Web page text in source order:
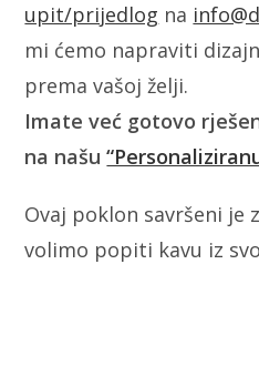
upit/prijedlog na
mi ćemo napraviti
prema vašoj želji.
Imate već gotovo
na našu
Ovaj poklon savršeni je
volimo popiti kavu iz